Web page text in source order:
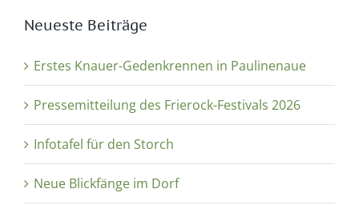
Neueste Beiträge
Erstes Knauer-Gedenkrennen in Paulinenaue
Pressemitteilung des Frierock-Festivals 2026
Infotafel für den Storch
Neue Blickfänge im Dorf